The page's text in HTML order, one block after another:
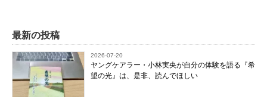
最新の投稿
2026-07-20
ヤングケアラー・小林実央が自分の体験を語る『希
望の光』は、是非、読んでほしい